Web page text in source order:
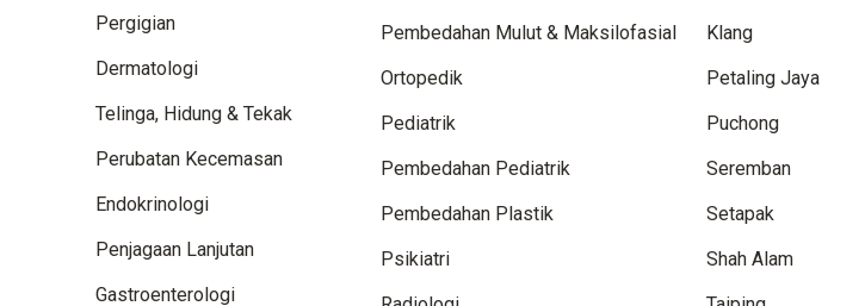
Pergigian
Dermatologi
Telinga, Hidung & Tekak
Perubatan Kecemasan
Endokrinologi
Penjagaan Lanjutan
Gastroenterologi
Pembedahan Mulut & Maksilofasial
Ortopedik
Pediatrik
Pembedahan Pediatrik
Pembedahan Plastik
Psikiatri
Klang
Petaling Jaya
Puchong
Seremban
Setapak
Shah Alam